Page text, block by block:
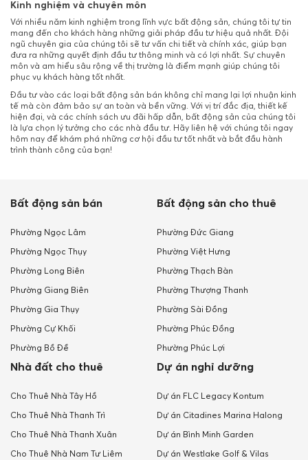
Kinh nghiệm và chuyên môn
Với nhiều năm kinh nghiệm trong lĩnh vực bất động sản, chúng tôi tự tin
mang đến cho khách hàng những giải pháp đầu tư hiệu quả nhất. Đội
ngũ chuyên gia của chúng tôi sẽ tư vấn chi tiết và chính xác, giúp bạn
đưa ra những quyết định đầu tư thông minh và có lợi nhất. Sự chuyên
môn và am hiểu sâu rộng về thị trường là điểm mạnh giúp chúng tôi
phục vụ khách hàng tốt nhất.
Đầu tư vào các loại bất động sản bán không chỉ mang lại lợi nhuận kinh
tế mà còn đảm bảo sự an toàn và bền vững. Với vị trí đắc địa, thiết kế
hiện đại, và các chính sách ưu đãi hấp dẫn, bất động sản của chúng tôi
là lựa chọn lý tưởng cho các nhà đầu tư. Hãy liên hệ với chúng tôi ngay
hôm nay để khám phá những cơ hội đầu tư tốt nhất và bắt đầu hành
trình thành công của bạn!
Bất động sản bán
Phường Ngọc Lâm
Phường Ngọc Thụy
Phường Long Biên
Phường Giang Biên
Phường Gia Thụy
Phường Cự Khối
Phường Bồ Đề
Bất động sản cho thuê
Phường Đức Giang
Phường Việt Hưng
Phường Thạch Bàn
Phường Thượng Thanh
Phường Sài Đồng
Phường Phúc Đồng
Phường Phúc Lợi
Nhà đất cho thuê
Cho Thuê Nhà Tây Hồ
Cho Thuê Nhà Thanh Trì
Cho Thuê Nhà Thanh Xuân
Cho Thuê Nhà Nam Tư Liêm
Dự án nghỉ dưỡng
Dự án FLC Legacy Kontum
Dự án Citadines Marina Halong
Dự án Bình Minh Garden
Dự án Westlake Golf & Vilas